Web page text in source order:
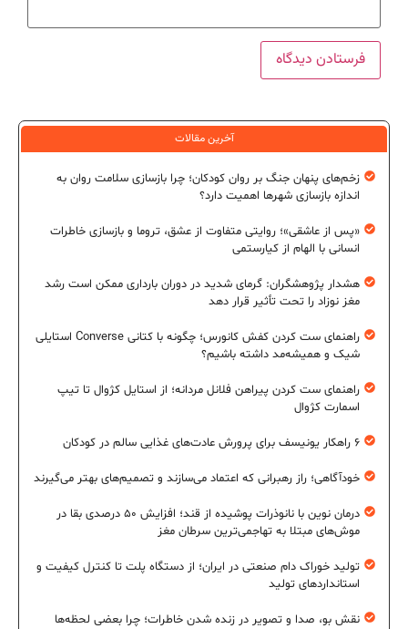
آخرین مقالات
زخم‌های پنهان جنگ بر روان کودکان؛ چرا بازسازی سلامت روان به
اندازه بازسازی شهرها اهمیت دارد؟
«پس از عاشقی»؛ روایتی متفاوت از عشق، تروما و بازسازی خاطرات
انسانی با الهام از کیارستمی
هشدار پژوهشگران: گرمای شدید در دوران بارداری ممکن است رشد
مغز نوزاد را تحت تأثیر قرار دهد
راهنمای ست کردن کفش کانورس؛ چگونه با کتانی Converse استایلی
شیک و همیشه‌مد داشته باشیم؟
راهنمای ست کردن پیراهن فلانل مردانه؛ از استایل کژوال تا تیپ
اسمارت کژوال
۶ راهکار یونیسف برای پرورش عادت‌های غذایی سالم در کودکان
خودآگاهی؛ راز رهبرانی که اعتماد می‌سازند و تصمیم‌های بهتر می‌گیرند
درمان نوین با نانوذرات پوشیده از قند؛ افزایش ۵۰ درصدی بقا در
موش‌های مبتلا به تهاجمی‌ترین سرطان مغز
تولید خوراک دام صنعتی در ایران؛ از دستگاه پلت تا کنترل کیفیت و
استانداردهای تولید
نقش بو، صدا و تصویر در زنده شدن خاطرات؛ چرا بعضی لحظه‌ها